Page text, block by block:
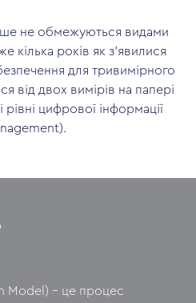
не обмежуються видами
кілька років як з'явилися
для тривимірного
від двох вимірів на папері
цифрової інформації
Model) – це процес